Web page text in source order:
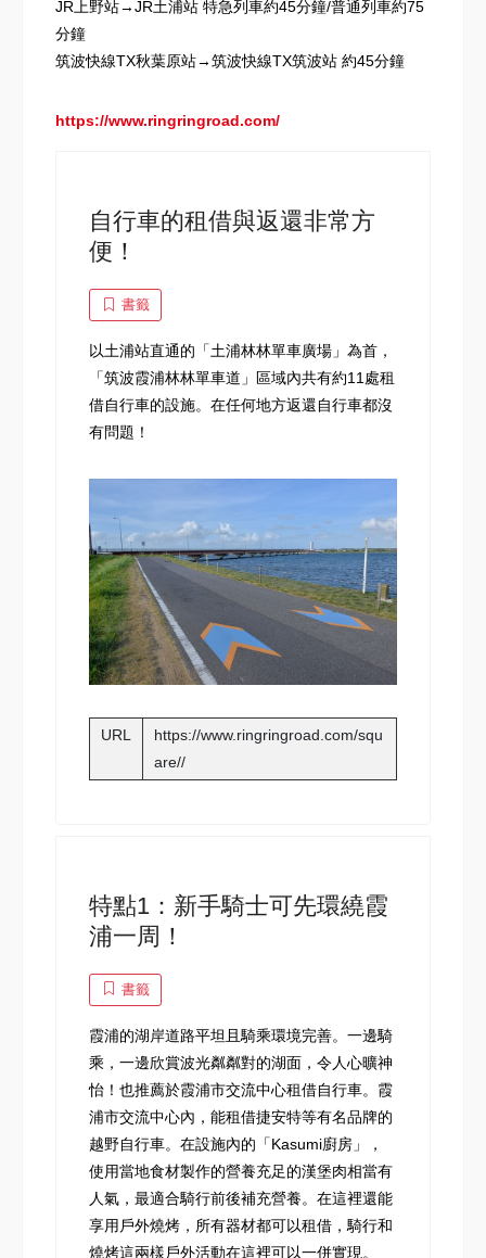
JR上野站→JR土浦站 特急列車約45分鐘/普通列車約75
分鐘
筑波快線TX秋葉原站→筑波快線TX筑波站 約45分鐘
https://www.ringringroad.com/
自行車的租借與返還非常方
便！
書籤
以土浦站直通的「土浦林林單車廣場 」為首，
「筑波霞浦林林單車道」區域內共有約11處租
借自行車的設施。在任何地方返還自行車都沒
有問題！
URL
https://www.ringringroad.com/squ
are//
特點1：新手騎士可先環繞霞
浦一周！
書籤
霞浦的湖岸道路平坦且騎乘環境完善。一邊騎
乘，一邊欣賞波光粼粼對的湖面，令人心曠神
怡！也推薦於霞浦市交流中心租借自行車。霞
浦市交流中心內，能租借捷安特等有名品牌的
越野自行車。在設施內的「Kasumi廚房」，
使用當地食材製作的營養充足的漢堡肉相當有
人氣，最適合騎行前後補充營養。在這裡還能
享用戶外燒烤，所有器材都可以租借，騎行和
燒烤這兩樣戶外活動在這裡可以一併實現。